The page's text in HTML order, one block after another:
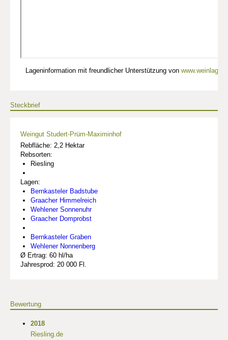
Lageninformation mit freundlicher Unterstützung von
Steckbrief
Weingut Studert-Prüm-Maximinhof
Rebfläche: 2,2 Hektar
Rebsorten:
Riesling
Lagen:
Bernkasteler Badstube
Graacher Himmelreich
Wehlener Sonnenuhr
Graacher Domprobst
Bernkasteler Graben
Wehlener Nonnenberg
Ø Ertrag: 60 hl/ha
Jahresprod: 20 000 Fl.
Bewertung
2018
Riesling.de